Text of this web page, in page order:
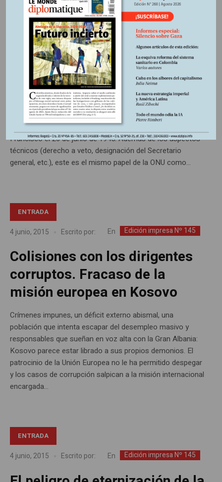
ENTRADA
4 junio, 2015 Escrito por: En Edición impresa Nº 145
La ONU o las ambigüedades
del poder
Numerosos son los proyectos de reforma de las Naciones
Unidas (ONU) al momento de la celebración del 70
aniversario de su Carta fundacional, aprobada en San
Francisco el 26 de junio de 1945. Además de los aspectos
técnicos (derecho a veto, designación del Secretario
general, etc.), este es el mismo papel de la ONU como...
ENTRADA
4 junio, 2015 Escrito por: En Edición impresa Nº 145
Colisiones con los dirigentes
corruptos. Fracaso de la
misión europea en Kosovo
Crímenes impunes, un déficit externo abismal, una
población que intenta escapar del desempleo masivo y
responsables que sueñan en voz alta con la Gran Albania:
Kosovo parece estar librado a sus propios demonios. El
patrocinio de la Unión Europea no le ha permitido despegar
y los casos de corrupción salpican a la misión internacional
encargada...
ENTRADA
4 junio, 2015 Escrito por: En Edición impresa Nº 145